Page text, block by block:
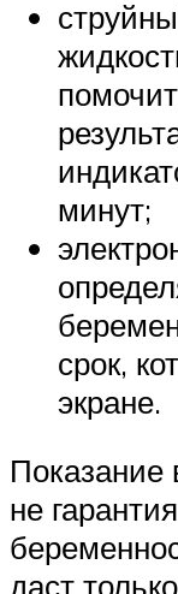
минут;
срок,
экране.
Показание
не
даст